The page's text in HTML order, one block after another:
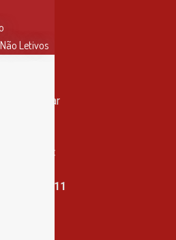
4, 1º andar
913 890 411
Letivos